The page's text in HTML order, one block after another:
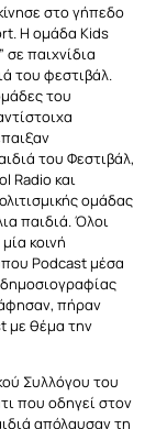
στο γήπεδο
Η ομάδα Kids
παιχνίδια
του φεστιβάλ.
του
του Φεστιβάλ,
Radio και
ομάδας
παιδιά. Όλοι
κοινή
Podcast μέσα
πήραν
με θέμα την
Συλλόγου του
που οδηγεί στον
απόλαυσαν τη